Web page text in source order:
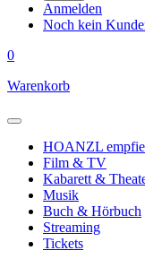
Anmelden
Noch kein
0
Warenkorb
HOANZL
Film & TV
Kabarett &
Musik
Buch & Hörbuch
Streaming
Tickets